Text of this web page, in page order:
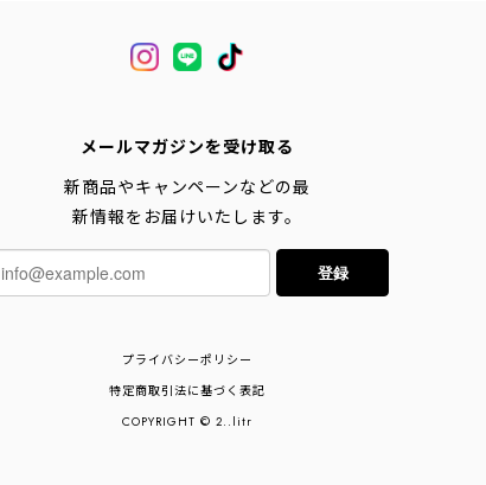
メールマガジンを受け取る
新商品やキャンペーンなどの最
新情報をお届けいたします。
登録
プライバシーポリシー
特定商取引法に基づく表記
COPYRIGHT © 2..litr